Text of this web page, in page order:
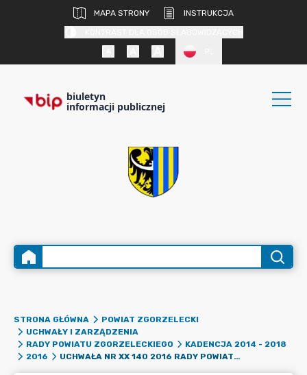
MAPA STRONY
INSTRUKCJA
biuletyn
informacji publicznej
STRONA GŁÓWNA
POWIAT ZGORZELECKI
UCHWAŁY I ZARZĄDZENIA
RADY POWIATU ZGORZELECKIEGO
KADENCJA 2014 - 2018
2016
UCHWAŁA NR XX 140 2016 RADY POWIATU ZGORZELECKIEGO Z DNIA 24 CZERWCA 2016 R. W SPRAWIE ZATWIERDZENIA SPRAWOZDANIA FINANSOWEGO ORAZ SPRAWOZDANIA Z WYKONANIA BUDŻETU POWIATU ZGORZELECKIEGO ZA ROK 2015